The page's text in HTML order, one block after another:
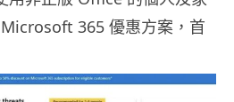
365 優惠方案，首